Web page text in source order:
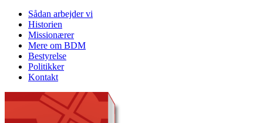
Sådan arbejder vi
Historien
Missionærer
Mere om BDM
Bestyrelse
Politikker
Kontakt